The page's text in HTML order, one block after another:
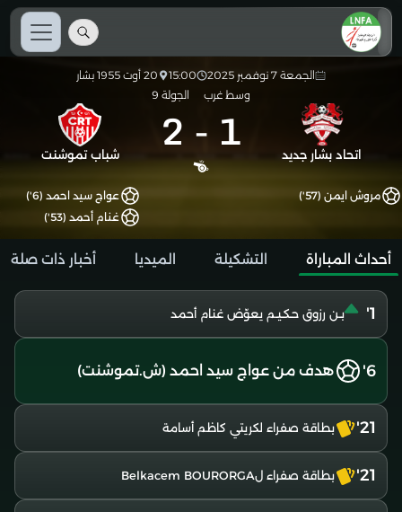
الجمعة 7 نوفمبر 2025 15:00
20 أوت 1955 بشار
وسط غرب
الجولة 9
اتحاد بشار جديد 1
-
2 شباب تموشنت
مروش ايمن (57')
عواج سيد احمد (6')
غنام أحمد (53')
أحداث المباراة التشكيلة الميديا أخبار ذات صلة
1' بـن رزوق حـكـيـم يعوّض غنام أحمد
6' هدف من عواج سيد احمد (ش.تموشنت)
21' بطاقة صفراء لكريتي كاظم أسامة
21' بطاقة صفراء لBelkacem BOURORGA